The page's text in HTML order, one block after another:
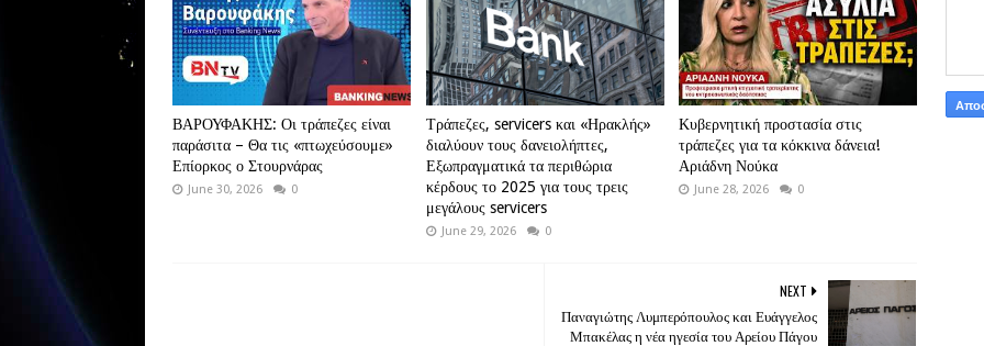
ΒΑΡΟΥΦΑΚΗΣ: Οι τράπεζες είναι
παράσιτα – Θα τις «πτωχεύσουμε»
Επίορκος ο Στουρνάρας
June 30, 2026 0
Τράπεζες, servicers και «Ηρακλής»
διαλύουν τους δανειολήπτες,
Εξωπραγματικά τα περιθώρια
κέρδους το 2025 για τους τρεις
μεγάλους servicers
June 29, 2026 0
Κυβερνητική προστασία στις
τράπεζες για τα κόκκινα δάνεια!
Αριάδνη Νούκα
June 28, 2026 0
NEXT
Παναγιώτης Λυμπερόπουλος και Ευάγγελος
Μπακέλας η νέα ηγεσία του Αρείου Πάγου